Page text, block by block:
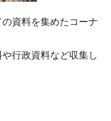
資料を集めたコーナ
行政資料など収集し